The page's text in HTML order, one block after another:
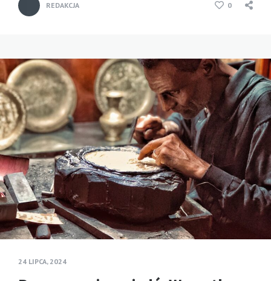
REDAKCJA 0
24 LIPCA, 2024